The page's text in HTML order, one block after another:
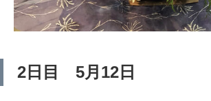
2日目 5月12日